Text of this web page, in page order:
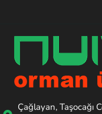
Çağlayan, Taşocağı